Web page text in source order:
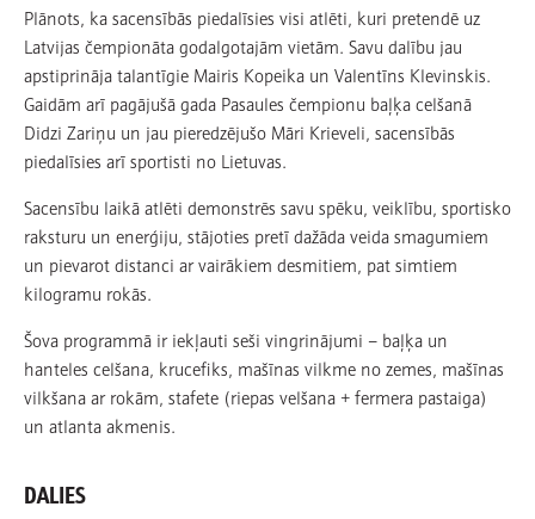
Plānots, ka sacensībās piedalīsies visi atlēti, kuri pretendē uz
Latvijas čempionāta godalgotajām vietām. Savu dalību jau
apstiprināja talantīgie Mairis Kopeika un Valentīns Klevinskis.
Gaidām arī pagājušā gada Pasaules čempionu baļķa celšanā
Didzi Zariņu un jau pieredzējušo Māri Krieveli, sacensībās
piedalīsies arī sportisti no Lietuvas.
Sacensību laikā atlēti demonstrēs savu spēku, veiklību, sportisko
raksturu un enerģiju, stājoties pretī dažāda veida smagumiem
un pievarot distanci ar vairākiem desmitiem, pat simtiem
kilogramu rokās.
Šova programmā ir iekļauti seši vingrinājumi – baļķa un
hanteles celšana, krucefiks, mašīnas vilkme no zemes, mašīnas
vilkšana ar rokām, stafete (riepas velšana + fermera pastaiga)
un atlanta akmenis.
DALIES